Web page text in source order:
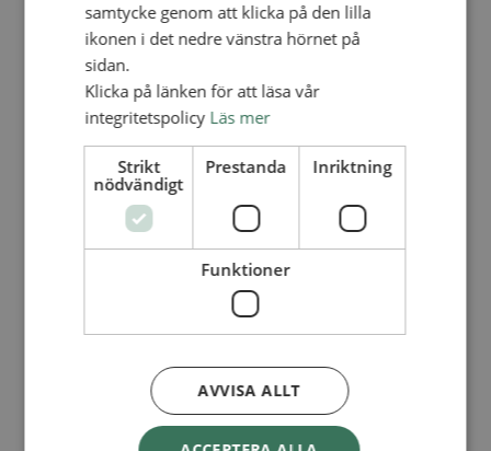
Lediga tjänster
FÖR FÖRSAMLINGAR
FÖRDJUPNING OCH UTVECKLING
Missionella initiativ
Smågrupper
Skapelse och miljö
Gudstjänst
Vänförsamling
Integrationsarbete
För barns bästa – överallt
Missionsinspiratörens verktygslåda
Redovisning och lönehantering
Kyrkoavgiften
LOGGA IN
samtycke genom att klicka på den lilla
ikonen i det nedre vänstra hörnet på
sidan.
Klicka på länken för att läsa vår
integritetspolicy Läs mer
Strikt
nödvändigt
Prestanda Inriktning
Funktioner
AVVISA ALLT